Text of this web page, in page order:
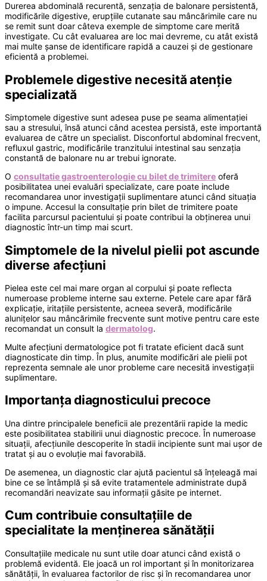
Durerea abdominală recurentă, senzația de balonare persistentă,
modificările digestive, erupțiile cutanate sau mâncărimile care nu
se remit sunt doar câteva exemple de simptome care merită
investigate. Cu cât evaluarea are loc mai devreme, cu atât există
mai multe șanse de identificare rapidă a cauzei și de gestionare
eficientă a problemei.
Problemele digestive necesită atenție
specializată
Simptomele digestive sunt adesea puse pe seama alimentației
sau a stresului, însă atunci când acestea persistă, este importantă
evaluarea de către un specialist. Disconfortul abdominal frecvent,
refluxul gastric, modificările tranzitului intestinal sau senzația
constantă de balonare nu ar trebui ignorate.
O consultatie gastroenterologie cu bilet de trimitere oferă
posibilitatea unei evaluări specializate, care poate include
recomandarea unor investigații suplimentare atunci când situația
o impune. Accesul la consultație prin bilet de trimitere poate
facilita parcursul pacientului și poate contribui la obținerea unui
diagnostic într-un timp mai scurt.
Simptomele de la nivelul pielii pot ascunde
diverse afecțiuni
Pielea este cel mai mare organ al corpului și poate reflecta
numeroase probleme interne sau externe. Petele care apar fără
explicație, iritațiile persistente, acneea severă, modificările
alunițelor sau mâncărimile frecvente sunt motive pentru care este
recomandat un consult la dermatolog.
Multe afecțiuni dermatologice pot fi tratate eficient dacă sunt
diagnosticate din timp. În plus, anumite modificări ale pielii pot
reprezenta semnale ale unor probleme care necesită investigații
suplimentare.
Importanța diagnosticului precoce
Una dintre principalele beneficii ale prezentării rapide la medic
este posibilitatea stabilirii unui diagnostic precoce. În numeroase
situații, afecțiunile descoperite în stadii incipiente sunt mai ușor de
tratat și au o evoluție mai favorabilă.
De asemenea, un diagnostic clar ajută pacientul să înțeleagă mai
bine ce se întâmplă și să evite tratamentele administrate după
recomandări neavizate sau informații găsite pe internet.
Cum contribuie consultațiile de
specialitate la menținerea sănătății
Consultațiile medicale nu sunt utile doar atunci când există o
problemă evidentă. Ele joacă un rol important și în monitorizarea
sănătății, în evaluarea factorilor de risc și în recomandarea unor